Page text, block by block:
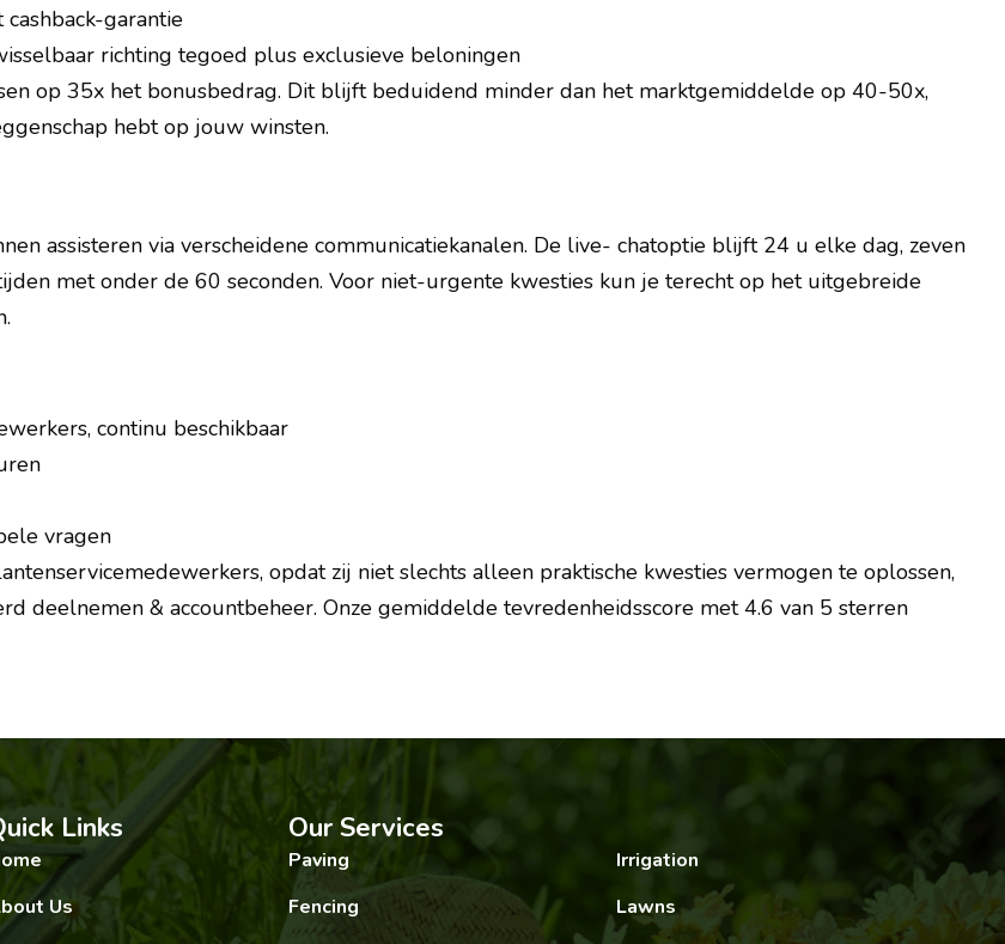
garantie
richting tegoed plus exclusieve beloningen
op 35x het bonusbedrag. Dit blijft beduidend minder dan het marktgemiddelde op 40-50x,
hebt op jouw winsten.
assisteren via verscheidene communicatiekanalen. De live- chatoptie blijft 24 u elke dag, zeven
met onder de 60 seconden. Voor niet-urgente kwesties kun je terecht op het uitgebreide
continu beschikbaar
vragen
opdat zij niet slechts alleen praktische kwesties vermogen te oplossen,
deelnemen & accountbeheer. Onze gemiddelde tevredenheidsscore met 4.6 van 5 sterren
Links
Us
Our Services
Paving
Fencing
Irrigation
Lawns